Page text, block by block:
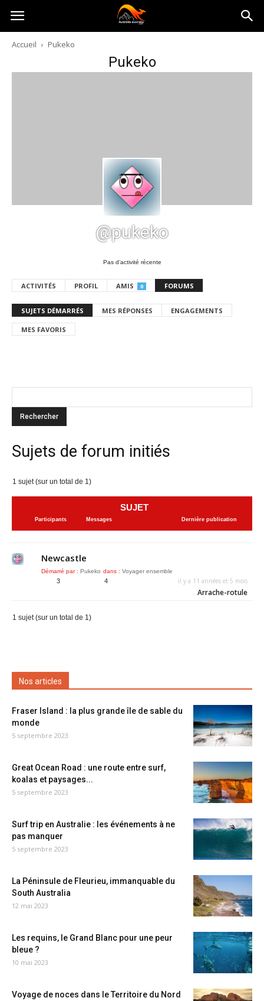
Australia-
australie.com
Accueil Pukeko
Pukeko
@pukeko
Pas d’activité récente
ACTIVITÉS PROFIL AMIS 0 FORUMS
SUJETS DÉMARRÉS MES RÉPONSES ENGAGEMENTS
MES FAVORIS
Sujets de forum initiés
1 sujet (sur un total de 1)
SUJET
Participants Messages Dernière publication
Newcastle
Démarré par : Pukeko dans : Voyager ensemble
3 4 il y a 11 années et 5 mois
Arrache-rotule
1 sujet (sur un total de 1)
Nos articles
Fraser Island : la plus grande île de sable du
monde
5 septembre 2023
Great Ocean Road : une route entre surf,
koalas et paysages...
5 septembre 2023
Surf trip en Australie : les événements à ne
pas manquer
5 septembre 2023
La Péninsule de Fleurieu, immanquable du
South Australia
12 mai 2023
Les requins, le Grand Blanc pour une peur
bleue ?
10 mai 2023
Voyage de noces dans le Territoire du Nord